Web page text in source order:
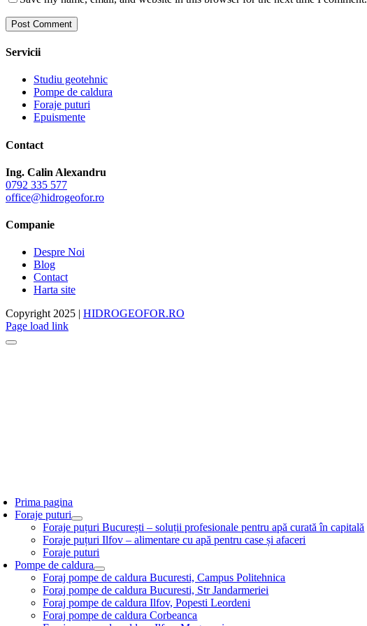
Servicii
Studiu geotehnic
Pompe de caldura
Foraje puturi
Epuismente
Contact
Ing. Calin Alexandru
0792 335 577
office@hidrogeofor.ro
Companie
Despre Noi
Blog
Contact
Harta site
Copyright 2025 | HIDROGEOFOR.RO
Page load link
Prima pagina
Foraje puturi
Foraje puțuri București – soluții profesionale pentru apă curată în capitală
Foraje puțuri Ilfov – alimentare cu apă pentru case și afaceri
Foraje puturi
Pompe de caldura
Foraj pompe de caldura Bucuresti, Campus Politehnica
Foraj pompe de caldura Bucuresti, Str Jandarmeriei
Foraj pompe de caldura Ilfov, Popesti Leordeni
Foraj pompe de caldura Corbeanca